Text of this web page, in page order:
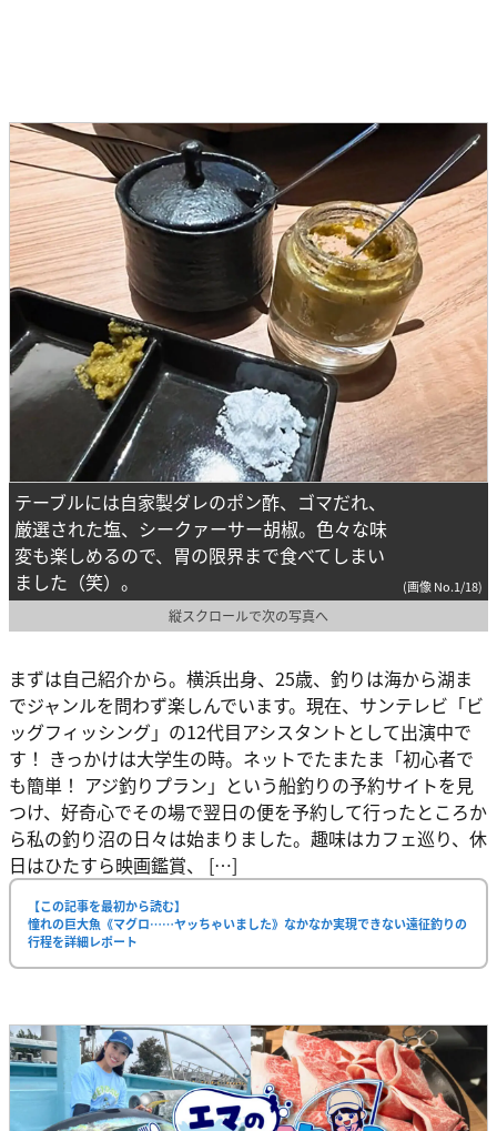
テーブルには自家製ダレのポン酢、ゴマだれ、
厳選された塩、シークァーサー胡椒。色々な味
変も楽しめるので、胃の限界まで食べてしまい
ました（笑）。
(画像 No.1/18)
縦スクロールで次の写真へ
まずは自己紹介から。横浜出身、25歳、釣りは海から湖ま
でジャンルを問わず楽しんでいます。現在、サンテレビ「ビ
ッグフィッシング」の12代目アシスタントとして出演中で
す！ きっかけは大学生の時。ネットでたまたま「初心者で
も簡単！ アジ釣りプラン」という船釣りの予約サイトを見
つけ、好奇心でその場で翌日の便を予約して行ったところか
ら私の釣り沼の日々は始まりました。趣味はカフェ巡り、休
日はひたすら映画鑑賞、 […]
【この記事を最初から読む】
憧れの巨大魚《マグロ……ヤッちゃいました》なかなか実現できない遠征釣りの
行程を詳細レポート